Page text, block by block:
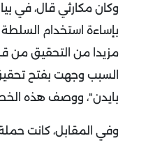
وكان مكارثي قال، في
بإساءة استخدام
مزيدا من التحقيق من
السبب وجهت بفتح
بايدن"، ووصف هذه
وفي المقابل، كانت